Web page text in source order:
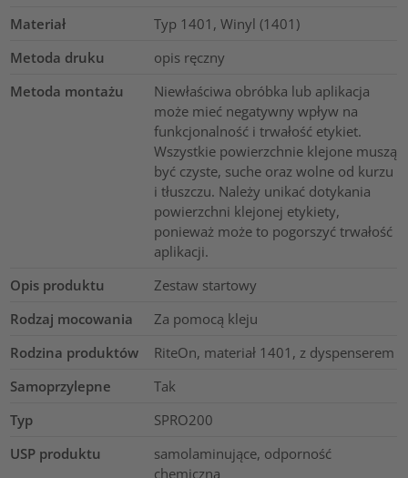
Materiał
Typ 1401, Winyl (1401)
Metoda druku
opis ręczny
Metoda montażu
Niewłaściwa obróbka lub aplikacja
może mieć negatywny wpływ na
funkcjonalność i trwałość etykiet.
Wszystkie powierzchnie klejone muszą
być czyste, suche oraz wolne od kurzu
i tłuszczu. Należy unikać dotykania
powierzchni klejonej etykiety,
ponieważ może to pogorszyć trwałość
aplikacji.
Opis produktu
Zestaw startowy
Rodzaj mocowania
Za pomocą kleju
Rodzina produktów
RiteOn, materiał 1401, z dyspenserem
Samoprzylepne
Tak
Typ
SPRO200
USP produktu
samolaminujące, odporność
chemiczna